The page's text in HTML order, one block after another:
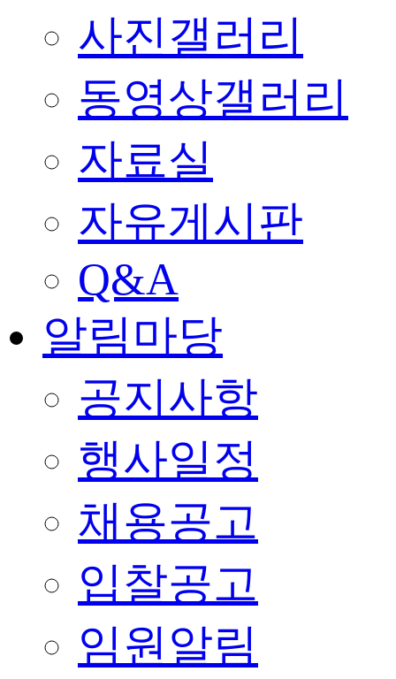
사진갤러리
동영상갤러리
자료실
자유게시판
Q&A
알림마당
공지사항
행사일정
채용공고
입찰공고
임원알림